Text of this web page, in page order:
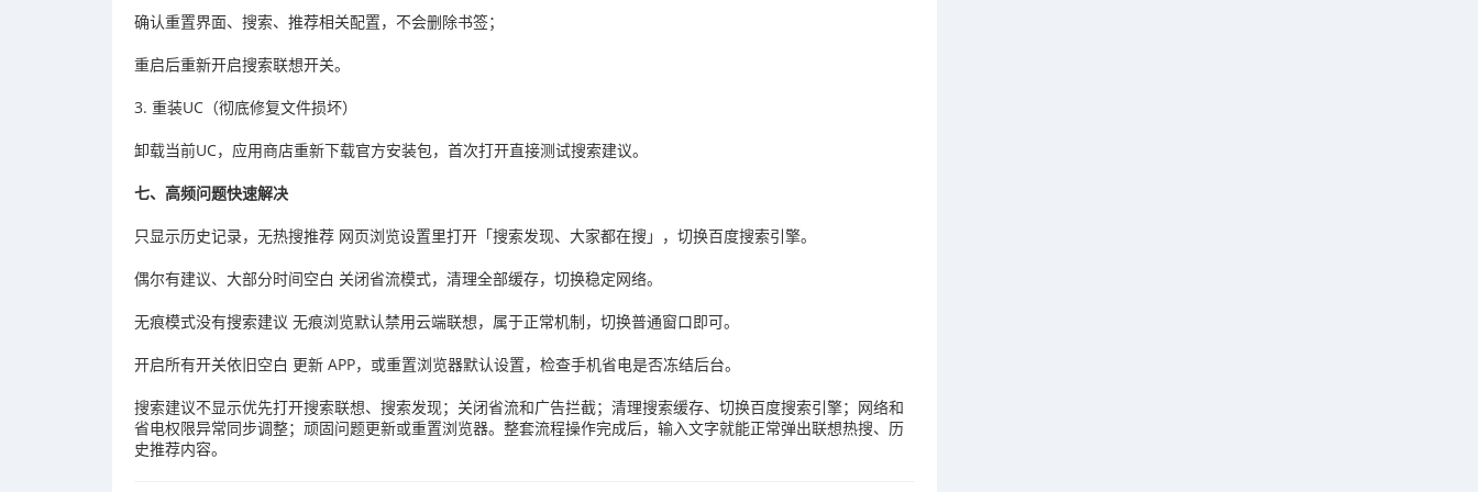
确认重置界面、搜索、推荐相关配置，不会删除书签；
重启后重新开启搜索联想开关。
3. 重装UC（彻底修复文件损坏）
卸载当前UC，应用商店重新下载官方安装包，首次打开直接测试搜索建议。
七、高频问题快速解决
只显示历史记录，无热搜推荐 网页浏览设置里打开「搜索发现、大家都在搜」，切换百度搜索引擎。
偶尔有建议、大部分时间空白 关闭省流模式，清理全部缓存，切换稳定网络。
无痕模式没有搜索建议 无痕浏览默认禁用云端联想，属于正常机制，切换普通窗口即可。
开启所有开关依旧空白 更新 APP，或重置浏览器默认设置，检查手机省电是否冻结后台。
搜索建议不显示优先打开搜索联想、搜索发现；关闭省流和广告拦截；清理搜索缓存、切换百度搜索引擎；网络和
省电权限异常同步调整；顽固问题更新或重置浏览器。整套流程操作完成后，输入文字就能正常弹出联想热搜、历
史推荐内容。